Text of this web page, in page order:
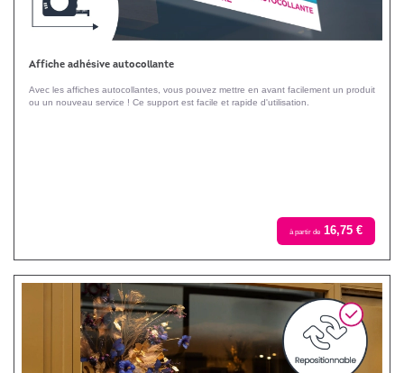
Affiche adhésive autocollante
Avec les affiches autocollantes, vous pouvez mettre en avant facilement un produit
ou un nouveau service ! Ce support est facile et rapide d'utilisation.
à partir de 16,75 €